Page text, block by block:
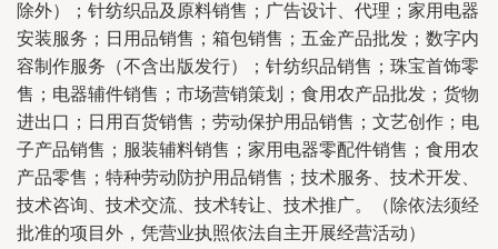
除外）；针纺织品及原料销售；广告设计、代理；家用电器
安装服务；日用品销售；箱包销售；五金产品批发；数字内
容制作服务（不含出版发行）；针纺织品销售；珠宝首饰零
售；电器辅件销售；市场营销策划；食用农产品批发；货物
进出口；日用百货销售；劳动保护用品销售；文艺创作；电
子产品销售；服装辅料销售；家用电器零配件销售；食用农
产品零售；特种劳动防护用品销售；技术服务、技术开发、
技术咨询、技术交流、技术转让、技术推广。（除依法须经
批准的项目外，凭营业执照依法自主开展经营活动）